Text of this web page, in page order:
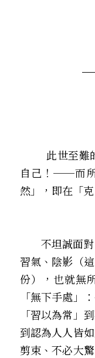
．聽
自己！──而
然」，即在「
習氣、陰影（
份），也就無
「無下手處」
「習以為常」
到認為人人皆
剪束、不必大